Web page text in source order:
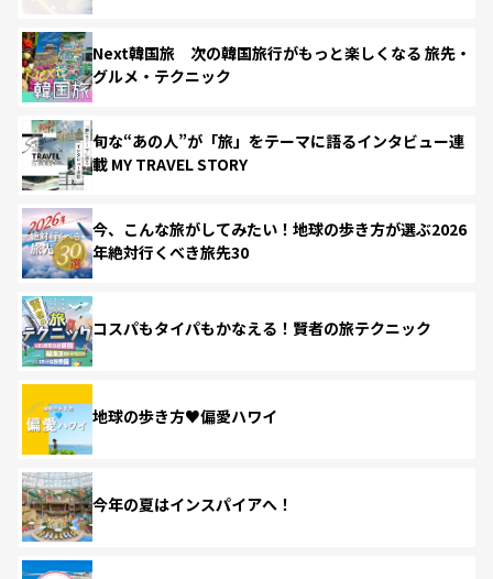
Next韓国旅 次の韓国旅行がもっと楽しくなる 旅先・
グルメ・テクニック
旬な“あの人”が「旅」をテーマに語るインタビュー連
載 MY TRAVEL STORY
今、こんな旅がしてみたい！地球の歩き方が選ぶ2026
年絶対行くべき旅先30
コスパもタイパもかなえる！賢者の旅テクニック
地球の歩き方♥偏愛ハワイ
今年の夏はインスパイアへ！